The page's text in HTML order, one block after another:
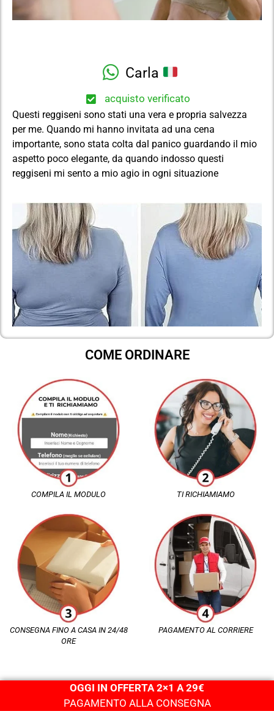
Carla
acquisto verificato
Questi reggiseni sono stati una vera e propria salvezza
per me. Quando mi hanno invitata ad una cena
importante, sono stata colta dal panico guardando il mio
aspetto poco elegante, da quando indosso questi
reggiseni mi sento a mio agio in ogni situazione
COME ORDINARE
COMPILA IL MODULO TI RICHIAMIAMO
CONSEGNA FINO A CASA IN 24/48
ORE
PAGAMENTO AL CORRIERE
OGGI IN OFFERTA 2×1 A 29€
PAGAMENTO ALLA CONSEGNA